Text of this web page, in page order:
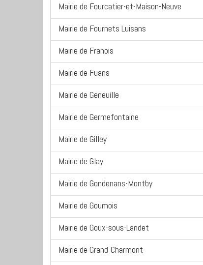
Mairie de Fourcatier-et-Maison-Neuve
Mairie de Fournets Luisans
Mairie de Franois
Mairie de Fuans
Mairie de Geneuille
Mairie de Germefontaine
Mairie de Gilley
Mairie de Glay
Mairie de Gondenans-Montby
Mairie de Goumois
Mairie de Goux-sous-Landet
Mairie de Grand-Charmont